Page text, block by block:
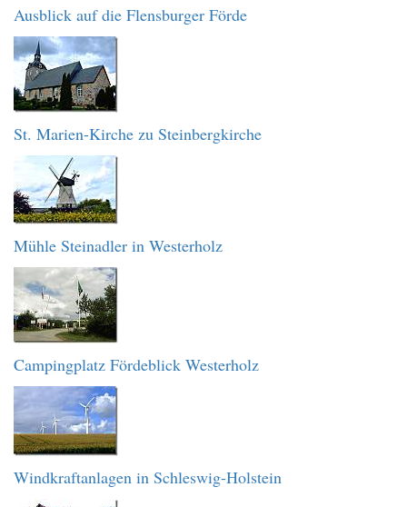
Ausblick auf die Flensburger Förde
St. Marien-Kirche zu Steinbergkirche
Mühle Steinadler in Westerholz
Campingplatz Fördeblick Westerholz
Windkraftanlagen in Schleswig-Holstein